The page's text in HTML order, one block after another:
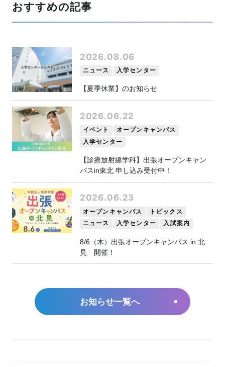
おすすめの記事
2026.08.06
ニュース 入学センター
【夏季休業】のお知らせ
2026.06.22
イベント
オープンキャンパス
入学センター
【診療放射線学科】出張オープンキャン
パスin東北 申し込み受付中！
2026.06.23
オープンキャンパス
トピックス
ニュース
入学センター 入試案内
8/6（木）出張オープンキャンパス in 北
見 開催！
お知らせ一覧へ